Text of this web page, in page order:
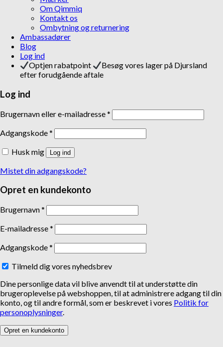
Om Qimmiq
Kontakt os
Ombytning og returnering
Ambassadører
Blog
Log ind
Optjen rabatpoint
Besøg vores lager på Djursland
efter forudgående aftale
Log ind
Brugernavn eller e-mailadresse*
Adgangskode*
Husk mig
Log ind
Mistet din adgangskode?
Opret en kundekonto
Brugernavn*
E-mailadresse*
Adgangskode*
Tilmeld dig vores nyhedsbrev
Dine personlige data vil blive anvendt til at understøtte din
brugeroplevelse på webshoppen, til at administrere adgang til din
konto, og til andre formål, som er beskrevet i vores Politik for
personoplysninger.
Opret en kundekonto